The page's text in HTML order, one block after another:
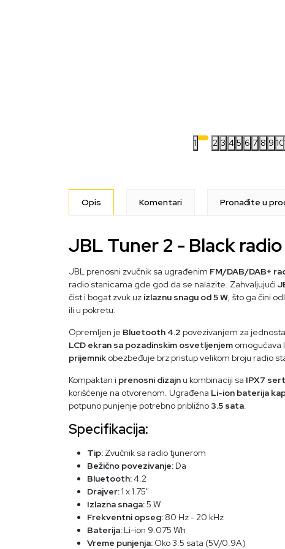
1 2 3 4 5 6 7 8 9 10
Opis Komentari Pronađite u
JBL Tuner 2 - Black radio
JBL prenosni zvučnik sa ugrađenim FM/DAB/DAB+
radio stanicama gde god da se nalazite. Zahvaljujući
čist i bogat zvuk uz izlaznu snagu od 5 W, što ga čini
ili u pokretu.
Opremljen je Bluetooth 4.2 povezivanjem za
LCD ekran sa pozadinskim osvetljenjem omogućava
prijemnik obezbeđuje brz pristup velikom broju radio
Kompaktan i prenosni dizajn u kombinaciji sa IPX7
korišćenje na otvorenom. Ugrađena Li-ion baterija
potpuno punjenje potrebno približno 3.5 sata.
Specifikacija:
Tip: Zvučnik sa radio tjunerom
Bežično povezivanje: Da
Bluetooth:4.2
Drajver:1 x 1.75"
Izlazna snaga:5 W
Frekventni opseg: 80 Hz - 20 kHz
Baterija: Li-ion 9.075 Wh
Vreme punjenja: Oko 3.5 sata (5V/0.9A)